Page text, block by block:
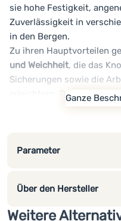
sie hohe Festigkeit,
Zuverlässigkeit in
in den Bergen.
Zu ihren Hauptvorteilen
und Weichheit, die das
Sicherungen sowie die
erleichtern. Die Schlinge
Felsens oder des
2200 daN (kg) und eine
Sicherungspunkten, das
weitere technische
Ganze
Parameter
Über den Hersteller
Weitere